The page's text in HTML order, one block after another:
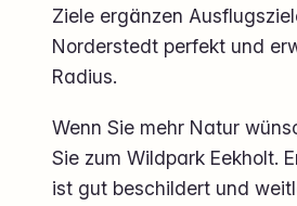
Ziele ergänzen
Norderstedt perfekt und
Radius.
Wenn Sie mehr Natur
Sie zum Wildpark Eekholt.
ist gut beschildert und